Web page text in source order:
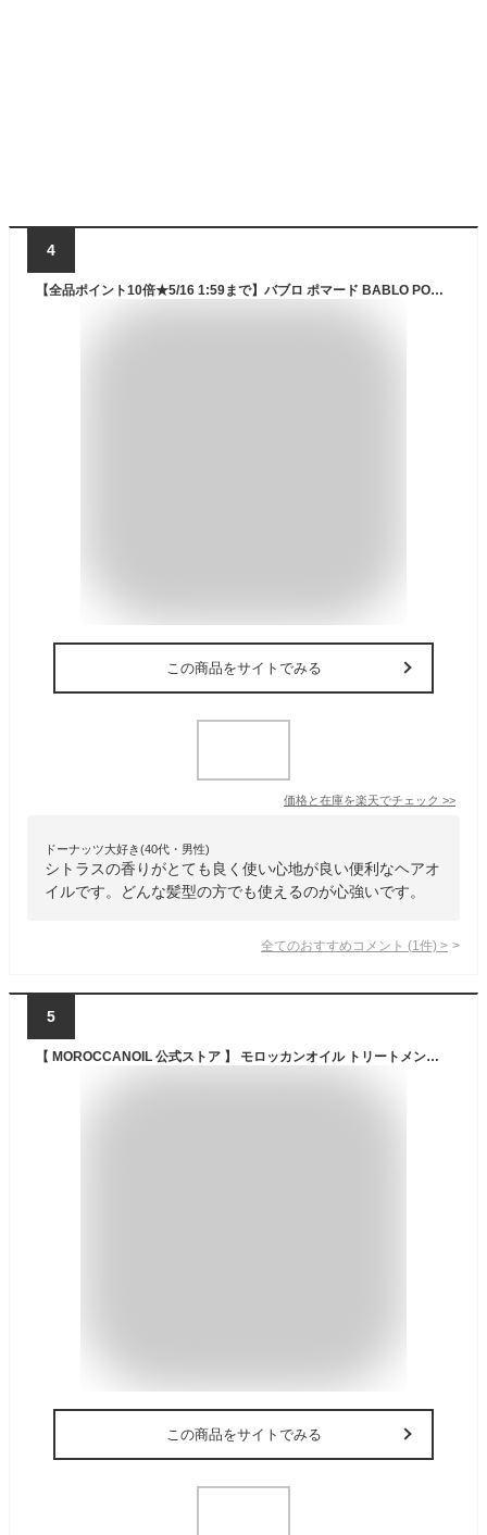
4
【全品ポイント10倍★5/16 1:59まで】バブロ ポマード BABLO POMADE バブロポマード オーガニック ヘアオイル グレープフルーツシトラスの香り 50ml メンズ 洗い流さないトリートメント スタイリング セット
この商品をサイトでみる
価格と在庫を楽天でチェック >>
ドーナッツ大好き(40代・男性)
シトラスの香りがとても良く使い心地が良い便利なヘアオ
イルです。どんな髪型の方でも使えるのが心強いです。
全てのおすすめコメント (1 件) >
5
【 MOROCCANOIL 公式ストア 】 モロッカンオイル トリートメント ライト 100ml (アルガンオイル配合 ヘアオイル) 洗い流さないトリートメント スタイリング/メンズ レディース
この商品をサイトでみる